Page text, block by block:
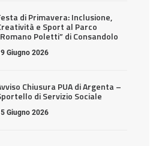
di Primavera: Inclusione,
e Sport al Parco
Poletti” di Consandolo
Giugno 2026
Chiusura PUA di Argenta –
di Servizio Sociale
Giugno 2026